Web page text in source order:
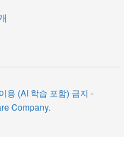
용 (AI 학습 포함) 금지 -
Company.